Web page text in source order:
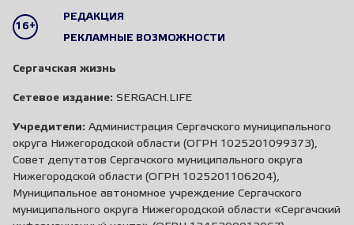
16+
РЕДАКЦИЯ
РЕКЛАМНЫЕ ВОЗМОЖНОСТИ
Сергачская жизнь
Сетевое издание: SERGACH.LIFE
Учредители: Администрация Сергачского муниципального
округа Нижегородской области (ОГРН 1025201099373),
Совет депутатов Сергачского муниципального округа
Нижегородской области (ОГРН 1025201106204),
Муниципальное автономное учреждение Сергачского
муниципального округа Нижегородской области «Сергачский